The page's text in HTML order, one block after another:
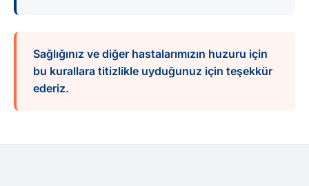
Sağlığınız ve diğer hastalarımızın huzuru için
bu kurallara titizlikle uyduğunuz için teşekkür
ederiz.